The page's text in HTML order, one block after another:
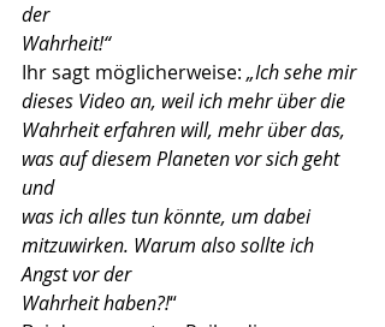
der
Wahrheit!“
Ihr sagt möglicherweise: „Ich sehe mir
dieses Video an, weil ich mehr über die
Wahrheit erfahren will, mehr über das,
was auf diesem Planeten vor sich geht
und
was ich alles tun könnte, um dabei
mitzuwirken. Warum also sollte ich
Angst vor der
Wahrheit haben?!“